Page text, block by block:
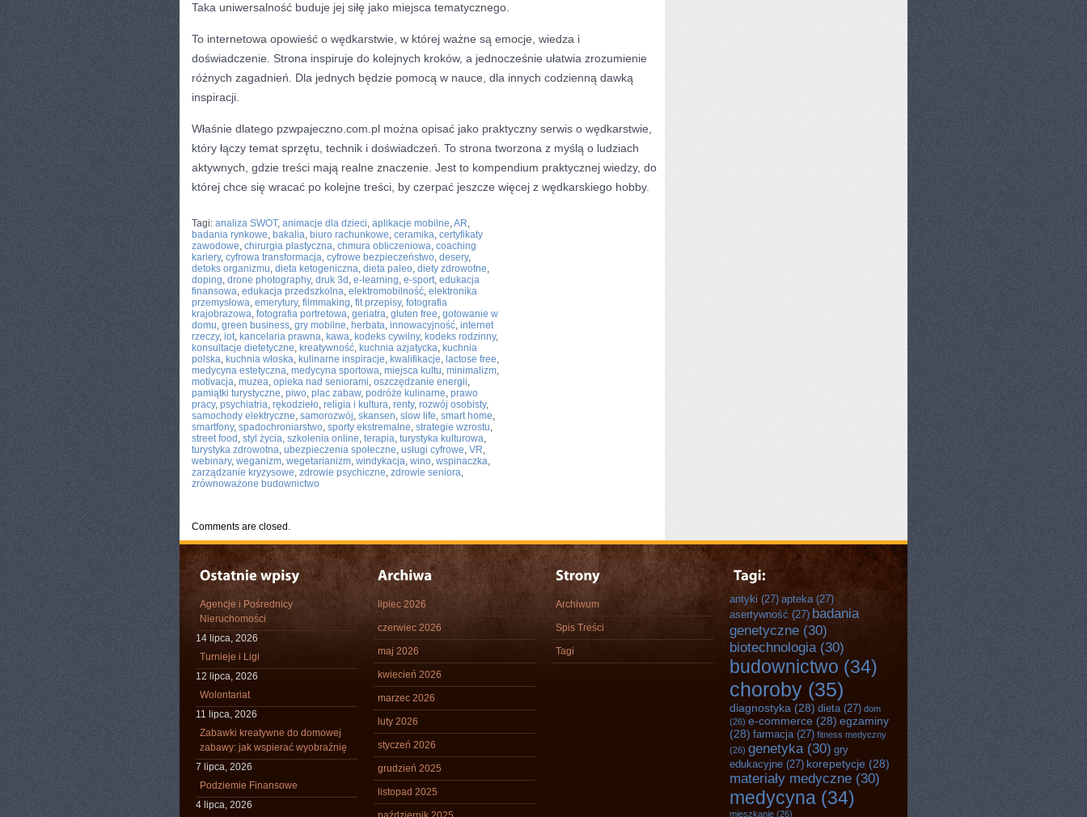
Taka uniwersalność buduje jej siłę jako miejsca tematycznego.
To internetowa opowieść o wędkarstwie, w której ważne są emocje, wiedza i
doświadczenie. Strona inspiruje do kolejnych kroków, a jednocześnie ułatwia zrozumienie
różnych zagadnień. Dla jednych będzie pomocą w nauce, dla innych codzienną dawką
inspiracji.
Właśnie dlatego pzwpajeczno.com.pl można opisać jako praktyczny serwis o wędkarstwie,
który łączy temat sprzętu, technik i doświadczeń. To strona tworzona z myślą o ludziach
aktywnych, gdzie treści mają realne znaczenie. Jest to kompendium praktycznej wiedzy, do
której chce się wracać po kolejne treści, by czerpać jeszcze więcej z wędkarskiego hobby.
Tagi: analiza SWOT, animacje dla dzieci, aplikacje mobilne,AR,
badania rynkowe, bakalia, biuro rachunkowe, ceramika, certyfikaty
zawodowe, chirurgia plastyczna, chmura obliczeniowa, coaching
kariery, cyfrowa transformacja, cyfrowe bezpieczeństwo, desery,
detoks organizmu, dieta ketogeniczna, dieta paleo, diety zdrowotne,
doping, drone photography, druk 3d , e-learning, e-sport, edukacja
finansowa, edukacja przedszkolna, elektromobilność, elektronika
przemysłowa, emerytury, filmmaking, fit przepisy, fotografia
krajobrazowa, fotografia portretowa, geriatra, gluten free, gotowanie w
domu, green business, gry mobilne, herbata, innowacyjność, internet
rzeczy, iot, kancelaria prawna, kawa, kodeks cywilny, kodeks rodzinny,
konsultacje dietetyczne, kreatywność, kuchnia azjatycka, kuchnia
polska, kuchnia włoska, kulinarne inspiracje, kwalifikacje, lactose free,
medycyna estetyczna, medycyna sportowa, miejsca kultu, minimalizm,
motivacja, muzea, opieka nad seniorami, oszczędzanie energii,
pamiątki turystyczne, piwo, plac zabaw, podróże kulinarne, prawo
pracy, psychiatria, rękodzieło, religia i kultura, renty, rozwój osobisty,
samochody elektryczne, samorozwój, skansen, slow life, smart home,
smartfony, spadochroniarstwo, sporty ekstremalne, strategie wzrostu,
street food , styl życia, szkolenia online, terapia, turystyka kulturowa,
turystyka zdrowotna, ubezpieczenia społeczne, usługi cyfrowe, VR,
webinary, weganizm, wegetarianizm, windykacja, wino, wspinaczka,
zarządzanie kryzysowe, zdrowie psychiczne, zdrowie seniora,
zrównoważone budownictwo
Comments are closed.
Agencje i Pośrednicy
Nieruchomości
14 lipca, 2026
Turnieje i Ligi
12 lipca, 2026
Wolontariat
11 lipca, 2026
Zabawki kreatywne do domowej
zabawy: jak wspierać wyobraźnię
7 lipca, 2026
Podziemie Finansowe
4 lipca, 2026
lipiec 2026
czerwiec 2026
maj 2026
kwiecień 2026
marzec 2026
luty 2026
styczeń 2026
grudzień 2025
listopad 2025
Archiwum
Spis Treści
Tagi
antyki (27) apteka(27)
asertywność (27) badania
genetyczne (30)
biotechnologia(30)
budownictwo (34)
choroby (35)
diagnostyka (28) dieta(27) dom
(26) e-commerce (28) egzaminy
(28) farmacja(27) fitness medyczny
(26) genetyka(30) gry
edukacyjne (27) korepetycje (28)
materiały medyczne (30)
medycyna (34)
mieszkanie (26)